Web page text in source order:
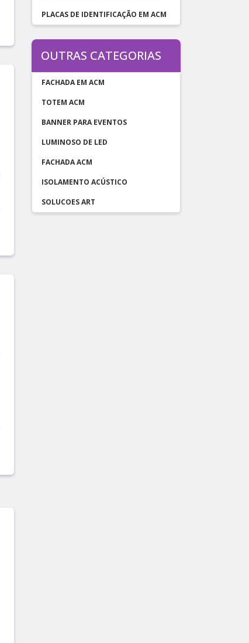
PLACAS DE IDENTIFICAÇÃO EM ACM
OUTRAS CATEGORIAS
FACHADA EM ACM
TOTEM ACM
BANNER PARA EVENTOS
LUMINOSO DE LED
FACHADA ACM
ISOLAMENTO ACÚSTICO
SOLUCOES ART